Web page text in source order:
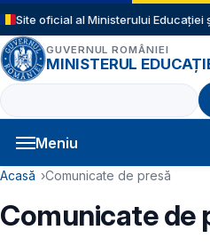
Sari la conținutul principal
Site oficial al Ministerului Educației
GUVERNUL ROMÂNIEI
MINISTERUL
Caută
Meniu
Navigație principală
Cale de navigare
Acasă Comunicate de presă
Comunicate de